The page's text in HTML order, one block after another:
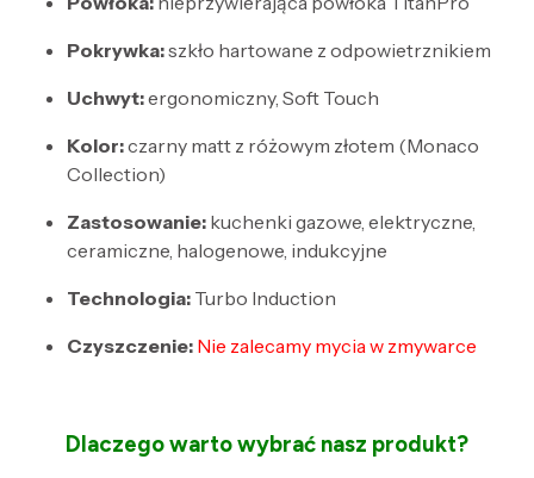
Pokrywka:szkło hartowane z odpowietrznikiem
Uchwyt:ergonomiczny, Soft Touch
Kolor:czarny matt z różowym złotem (Monaco
Collection)
Zastosowanie: kuchenki gazowe, elektryczne,
ceramiczne, halogenowe, indukcyjne
Technologia: Turbo Induction
Czyszczenie: Nie zalecamy mycia w zmywarce
Dlaczego warto wybrać nasz produkt?